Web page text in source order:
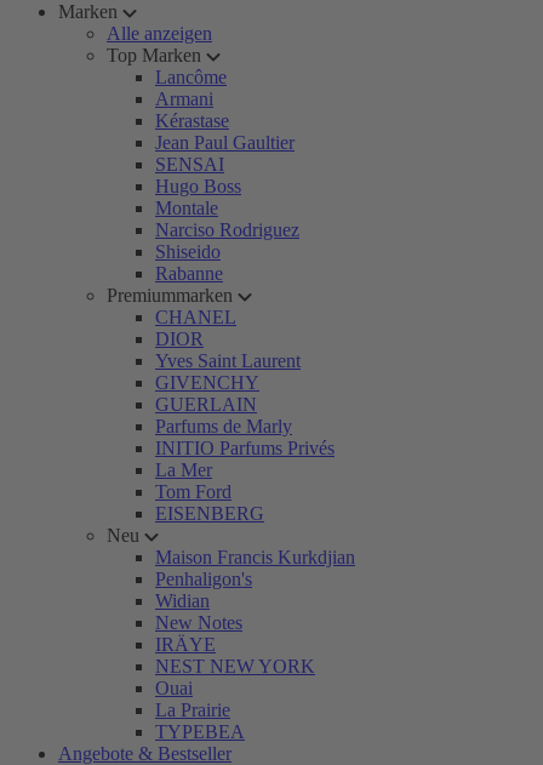
Marken
Alle anzeigen
Top Marken
Lancôme
Armani
Kérastase
Jean Paul Gaultier
SENSAI
Hugo Boss
Montale
Narciso Rodriguez
Shiseido
Rabanne
Premiummarken
CHANEL
DIOR
Yves Saint Laurent
GIVENCHY
GUERLAIN
Parfums de Marly
INITIO Parfums Privés
La Mer
Tom Ford
EISENBERG
Neu
Maison Francis Kurkdjian
Penhaligon's
Widian
New Notes
IRÄYE
NEST NEW YORK
Ouai
La Prairie
TYPEBEA
Angebote & Bestseller